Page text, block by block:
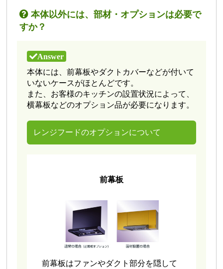
本体以外には、部材・オプションは必要で
すか？
本体には、前幕板やダクトカバーなどが付いて
いないケースがほとんどです。
また、お客様のキッチンの設置状況によって、
横幕板などのオプション品が必要になります。
レンジフードのオプションについて
前幕板
前幕板はファンやダクト部分を隠して